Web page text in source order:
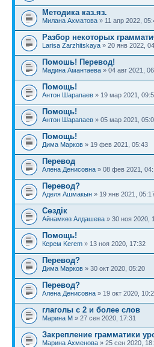
Методика каз.яз.
Милана Ахматова » 11 апр 2022,
Разбор некоторых
Larisa Zarzhitskaya » 20 янв 2022,
Помошь! Перевод!
Мадина Амантаева » 04 авг 2021,
Помощь!
Антон Шарапаев » 19 мар 2021,
Помощь!
Антон Шарапаев » 05 мар 2021,
Помощь!
Дима Марков » 19 фев 2021, 05:43
Перевод
Алена Денисовна » 08 фев 2021,
Перевод?
Аделя Ашмакын » 19 янв 2021,
Сөздік
Айнамкөз Алдашева » 30 ноя 2020,
Помощь!
Керем Kerem » 13 ноя 2020, 17:32
Перевод?
Дима Марков » 30 окт 2020, 05:20
Перевод?
Алена Денисовна » 19 окт 2020,
глаголы с 2 и более слов
Марина М » 27 сен 2020, 17:31
Закрепление грамматики
Марина Ахменова » 25 сен 2020,